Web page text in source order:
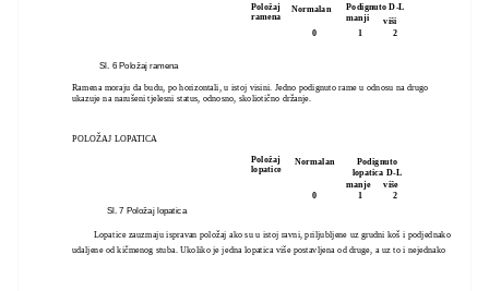
Ramena moraju da budu, po horizontali, u istoj visini. Jedno podignuto rame u odnosu na drugo
ukazuje na narušeni tjelesni status, odnosno, skoliotično držanje.
POLOŽAJ LOPATICA
Lopatice zauzmaju ispravan položaj ako su u istoj ravni, priljubljene uz grudni koš i podjednako
udaljene od kičmenog stuba. Ukoliko je jedna lopatica više postavljena od druge, a uz to i nejednako
Sl. 6 Položaj ramena
Sl. 7 Položaj lopatica
Položaj
ramena
Normalan Podignuto D-L
manji
viši
0
1 2
Položaj
lopatice
Normalan Podignuto
lopatica D-L
manje
više
0 1 2